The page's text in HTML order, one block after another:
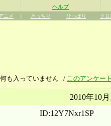
ヘルプ
ニメ | きっちり ひっぱり クロ
何も入っていません / このアンケー
2010年10
ID:12Y7Nxr1SP